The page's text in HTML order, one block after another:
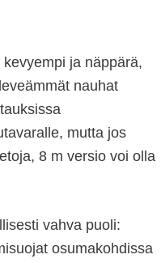
ja näppärä,
nauhat
mutta jos
8 m versio voi olla
vahva puoli:
osumakohdissa